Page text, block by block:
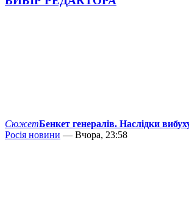
СюжетБенкет генералів. Наслідки
Росія новини — Вчора, 23:58